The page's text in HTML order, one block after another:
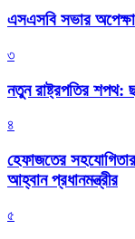
এসএসবি সভার
৩
নতুন রাষ্ট্রপতির শপথ:
৪
হেফাজতের
আহ্বান প্রধানমন্ত্রীর
৫